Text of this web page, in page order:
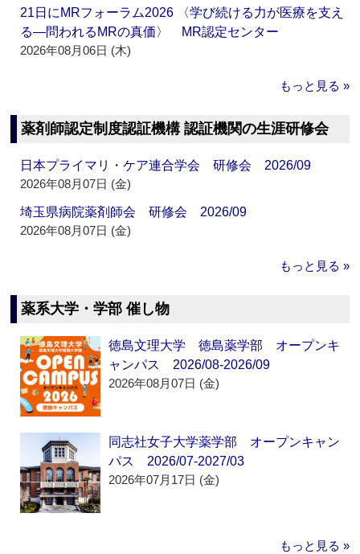
21日にMRフォーラム2026 〈学び続ける力が医療を支え
る―問われるMRの真価〉 MR認定センター
2026年08月06日 (木)
もっと見る »
薬剤師認定制度認証機構 認証機関の生涯研修会
日本プライマリ・ケア連合学会 研修会 2026/09
2026年08月07日 (金)
埼玉県病院薬剤師会 研修会 2026/09
2026年08月07日 (金)
もっと見る »
薬系大学・学部 催し物
徳島文理大学 徳島薬学部 オープンキ
ャンパス 2026/08-2026/09
2026年08月07日 (金)
同志社女子大学薬学部 オープンキャン
パス 2026/07-2027/03
2026年07月17日 (金)
もっと見る »